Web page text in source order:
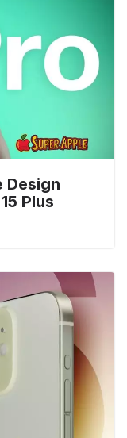
Design
Plus